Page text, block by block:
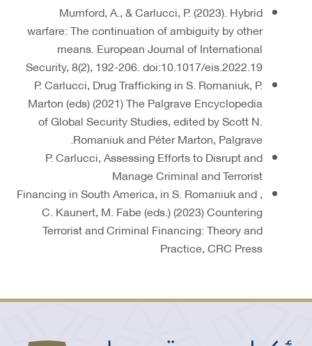
Mumford, A., & Carlucci, P. (2023). Hybrid
warfare: The continuation of ambiguity by other
means. European Journal of International
Security, 8(2), 192-206. doi:10.1017/eis.2022.19
P. Carlucci, Drug Trafficking in S. Romaniuk, P.
Marton (eds) (2021) The Palgrave Encyclopedia
of Global Security Studies, edited by Scott N.
Romaniuk and Péter Marton, Palgrave.
P. Carlucci, Assessing Efforts to Disrupt and
Manage Criminal and Terrorist
Financing in South America, in S. Romaniuk and ,
C. Kaunert, M. Fabe (eds.) (2023) Countering
Terrorist and Criminal Financing: Theory and
Practice, CRC Press